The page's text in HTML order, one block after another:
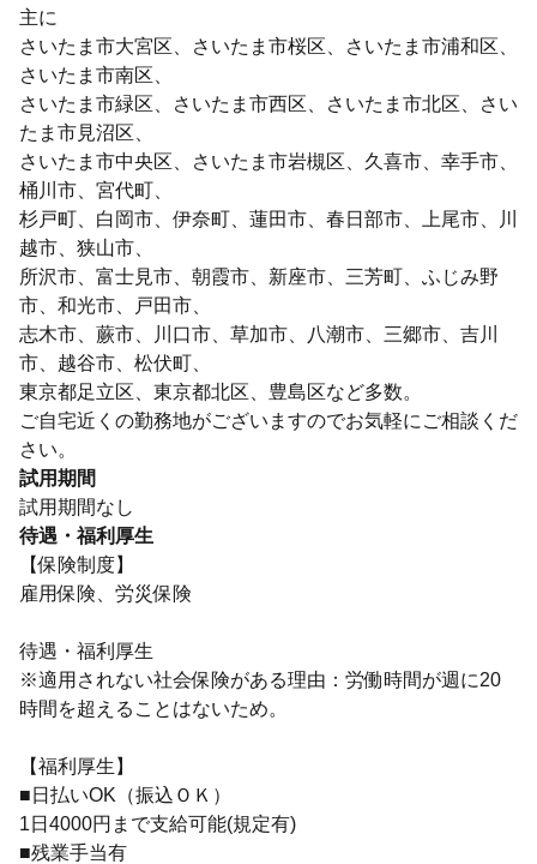
主に
さいたま市大宮区、さいたま市桜区、さいたま市浦和区、
さいたま市南区、
さいたま市緑区、さいたま市西区、さいたま市北区、さい
たま市見沼区、
さいたま市中央区、さいたま市岩槻区、久喜市、幸手市、
桶川市、宮代町、
杉戸町、白岡市、伊奈町、蓮田市、春日部市、上尾市、川
越市、狭山市、
所沢市、富士見市、朝霞市、新座市、三芳町、ふじみ野
市、和光市、戸田市、
志木市、蕨市、川口市、草加市、八潮市、三郷市、吉川
市、越谷市、松伏町、
東京都足立区、東京都北区、豊島区など多数。
ご自宅近くの勤務地がございますのでお気軽にご相談くだ
さい。
試用期間
試用期間なし
待遇・福利厚生
【保険制度】
雇用保険、労災保険
待遇・福利厚生
※適用されない社会保険がある理由：労働時間が週に20
時間を超えることはないため。
【福利厚生】
■日払いOK（振込ＯＫ）
1日4000円まで支給可能(規定有)
■残業手当有